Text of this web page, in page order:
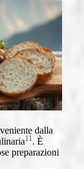
dalla
11. È
preparazioni